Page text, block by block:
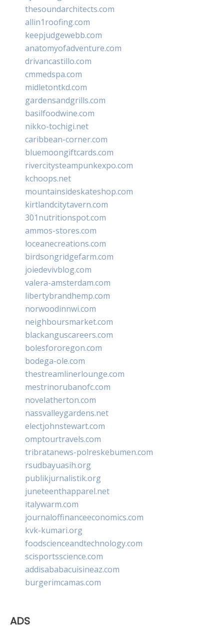
thesoundarchitects.com
allin1roofing.com
keepjudgewebb.com
anatomyofadventure.com
drivancastillo.com
cmmedspa.com
midletontkd.com
gardensandgrills.com
basilfoodwine.com
nikko-tochigi.net
caribbean-corner.com
bluemoongiftcards.com
rivercitysteampunkexpo.com
kchoops.net
mountainsideskateshop.com
kirtlandcitytavern.com
301nutritionspot.com
ammos-stores.com
loceanecreations.com
birdsongridgefarm.com
joiedevivblog.com
valera-amsterdam.com
libertybrandhemp.com
norwoodinnwi.com
neighboursmarket.com
blackanguscareers.com
bolesfororegon.com
bodega-ole.com
thestreamlinerlounge.com
mestrinorubanofc.com
novelatherton.com
nassvalleygardens.net
electjohnstewart.com
omptourtravels.com
tribratanews-polreskebumen.com
rsudbayuasih.org
publikjurnalistik.org
juneteenthapparel.net
italywarm.com
journaloffinanceeconomics.com
kvk-kumari.org
foodscienceandtechnology.com
scisportsscience.com
addisababacuisineaz.com
burgerimcamas.com
ADS